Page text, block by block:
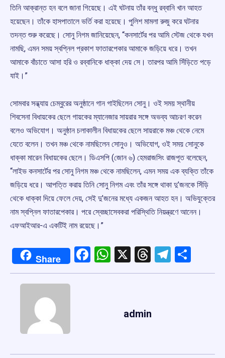
তিনি আক্রান্ত হন বলে জানা গিয়েছে। এই ঘটনায় তাঁর বন্ধু রব্বানি খান আহত
হয়েছেন। তাঁকে হাসপাতালে ভর্তি করা হয়েছে। পুলিশ মামলা রুজু করে ঘটনার
তদন্ত শুরু করেছে। সোনু নিগম জানিয়েছেন, “কনসার্টের পর আমি স্টেজ থেকে যখন
নামছি, এমন সময় স্বপ্নিল প্রকাশ ফাতারপেকার আমাকে জড়িয়ে ধরে। তখন
আমাকে বাঁচাতে আসা হরি ও রব্বানিকে ধাক্কা দেয় সে। তারপর আমি সিঁড়িতে পড়ে
যাই।”
সোমবার সন্ধ্যায় চেম্বুরের অনুষ্ঠানে গান গাইছিলেন সোনু। ওই সময় স্থানীয়
শিবসেনা বিধায়কের ছেলে গায়কের ম্যানেজার সায়রার সঙ্গে অভব্য আচরণ করেন
বলেও অভিযোগ। অনুষ্ঠান চলাকালীন বিধায়কের ছেলে সায়রাকে মঞ্চ থেকে নেমে
যেতে বলেন। তখন মঞ্চ থেকে নামছিলেন সোনুও। অভিযোগ, ওই সময় সোনুকে
ধাক্কা মারেন বিধায়কের ছেলে। ডিএসপি (জোন ৬) হেমরাজসিং রাজপূত বলেছেন,
“লাইভ কনসার্টের পর সোনু নিগম মঞ্চ থেকে নামছিলেন, এমন সময় এক ব্যক্তি তাঁকে
জড়িয়ে ধরে। আপত্তি করায় তিনি সোনু নিগম এবং তাঁর সঙ্গে থাকা দু’জনকে সিঁড়ি
থেকে ধাক্কা দিয়ে ফেলে দেয়, সেই দু’জনের মধ্যে একজন আহত হন। অভিযুক্তের
নাম স্বপ্নিল ফাতারপেকার। পরে স্বেচ্ছাসেবকরা পরিস্থিতি নিয়ন্ত্রণে আনেন।
এফআইআর-এ একটিই নাম রয়েছে।”
Share Facebook
WhatsApp
X Threads
admin